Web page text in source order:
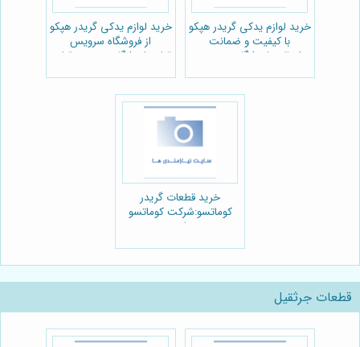
خرید لوازم يدكى گريدر هپكو
با کیفیت و ضمانت
اصالت:فروشگاه سرویس
خرید لوازم يدكى گريدر هپكو
از فروشگاه سرویس
قطعه:فروشگاه سرویس قطعه
خرید قطعات گریدر
کوماتسو:شرکت کوماتسو
پارت
قطعات جرثقیل